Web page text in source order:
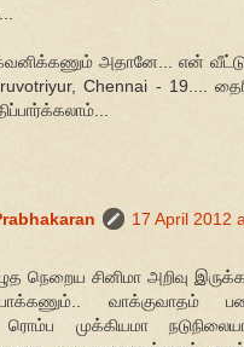
அதானே... என் வீட்டு
Chennai - 19....
17 April 2012
நெறைய சினிமா அறிவு
வாக்குவாதம்
முக்கியமா